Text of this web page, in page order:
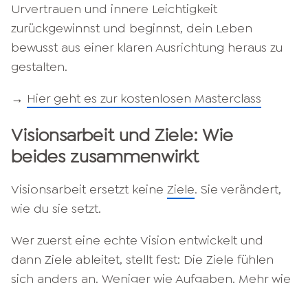
Urvertrauen und innere Leichtigkeit
zurückgewinnst und beginnst, dein Leben
bewusst aus einer klaren Ausrichtung heraus zu
gestalten.
→ Hier geht es zur kostenlosen Masterclass
Visionsarbeit und Ziele: Wie
beides zusammenwirkt
Visionsarbeit ersetzt keine Ziele. Sie verändert,
wie du sie setzt.
Wer zuerst eine echte Vision entwickelt und
dann Ziele ableitet, stellt fest: Die Ziele fühlen
sich anders an. Weniger wie Aufgaben. Mehr wie